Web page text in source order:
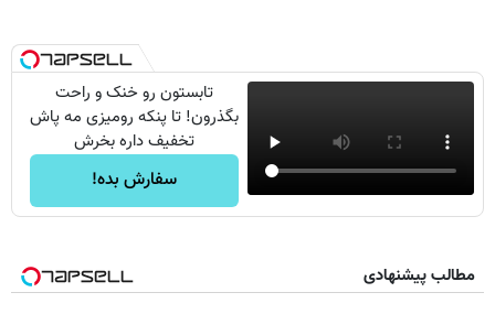
تابستون رو خنک و راحت
بگذرون! تا پنکه رومیزی مه پاش
تخفیف داره بخرش
سفارش بده!
مطالب پیشنهادی